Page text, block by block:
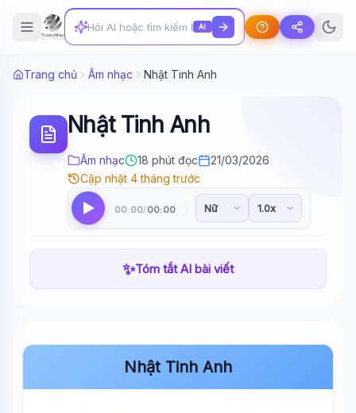
AI
Trang chủ Âm nhạc Nhật Tinh Anh
Nhật Tinh Anh
Âm nhạc 18 phút đọc
21/03/2026
Cập nhật 4 tháng trước
00:00/ 00:00
✨Tóm tắt AI bài viết
Nhật Tinh Anh